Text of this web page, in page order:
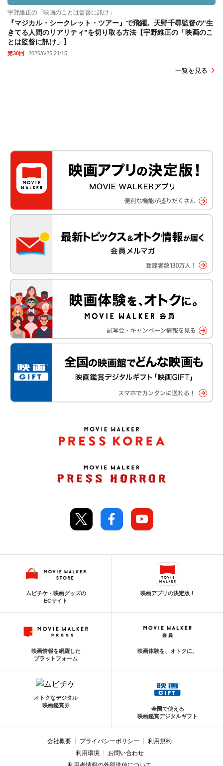
宇野維正の「映画のことは監督に訊け」
『マジカル・シークレット・ツアー』で飛躍。天野千尋監督の“生
きてる人間のリアリティ”を切り取る方法【宇野維正の「映画のこ
とは監督に訊け」】
第30回 2026/6/25 21:15
一覧を見る
ムビチケ・映画グッズの
ECサイト
映画アプリの決定版！
映画情報を網羅した
プラットフォーム
映画体験を、オトクに。
オトクなデジタル
映画鑑賞券
全国で使える
映画鑑賞デジタルギフト
会社概要 プライバシーポリシー
利用規約
利用環境
お問い合わせ